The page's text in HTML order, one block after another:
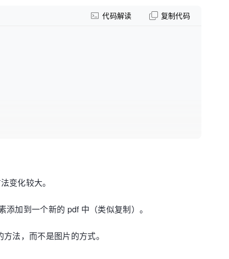
代码解读 复制代码
变化较大。
加到一个新的 pdf 中（类似复制）。
法，而不是图片的方式。